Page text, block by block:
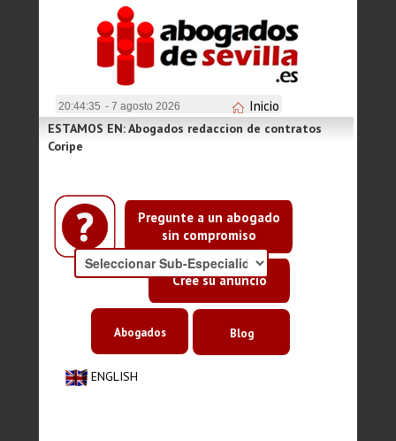
20:44:35 - 7 agosto 2026 Inicio
Pregunte a un abogado
sin compromiso
Cree su anuncio
ESTAMOS EN: Abogados redaccion de contratos
Coripe
ENGLISH
Abogados Blog